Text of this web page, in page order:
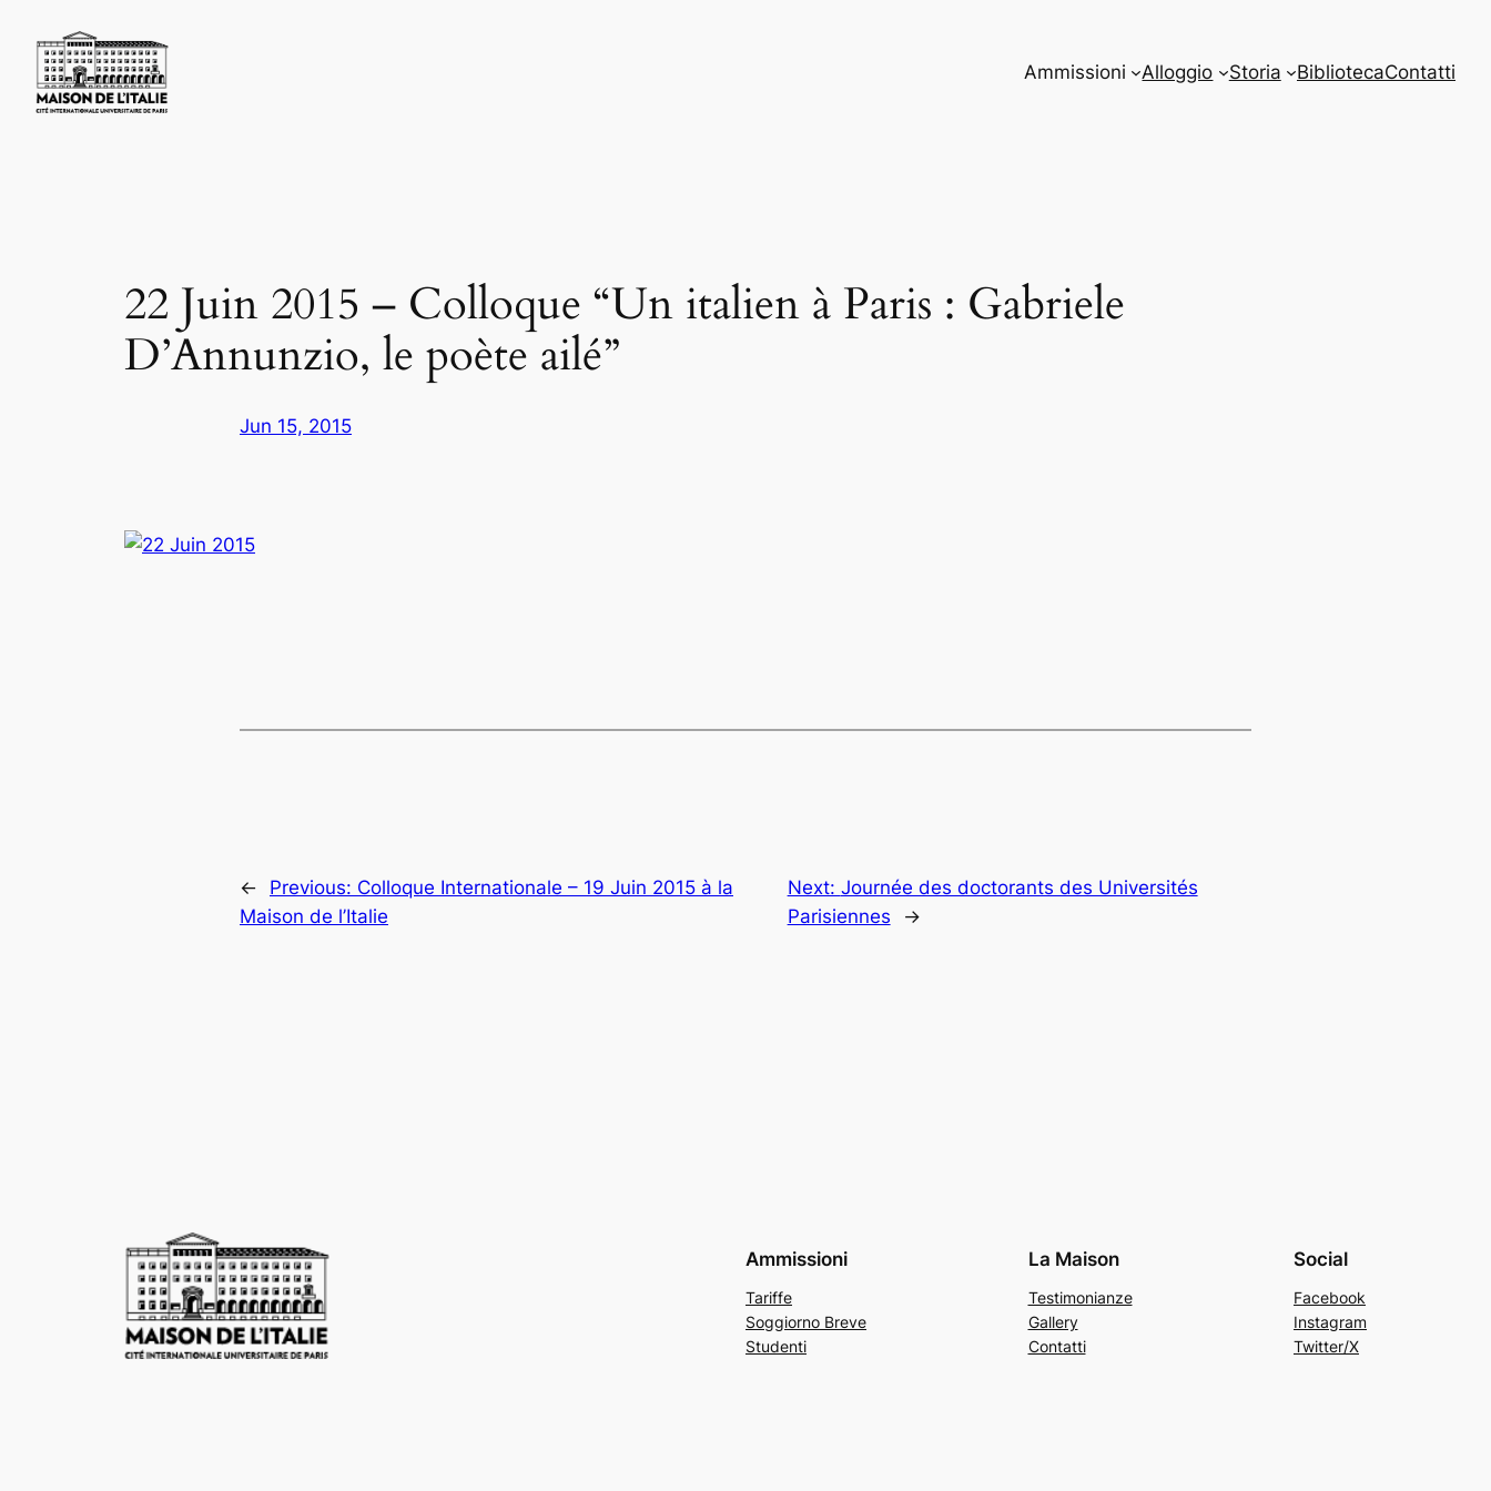
content
Ammissioni Alloggio Storia BibliotecaContatti
22 Juin 2015 – Colloque “Un italien à Paris : Gabriele
D’Annunzio, le poète ailé”
Jun 15, 2015
← Previous: Colloque Internationale – 19 Juin 2015 à la
Maison de l’Italie
Next: Journée des doctorants des Universités
Parisiennes
→
Ammissioni
Tariffe
Soggiorno Breve
Studenti
La Maison
Testimonianze
Gallery
Contatti
Social
Facebook
Instagram
Twitter/X